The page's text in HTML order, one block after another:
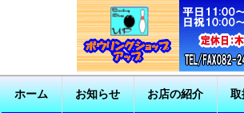
ホーム お知らせ お店の紹介 取